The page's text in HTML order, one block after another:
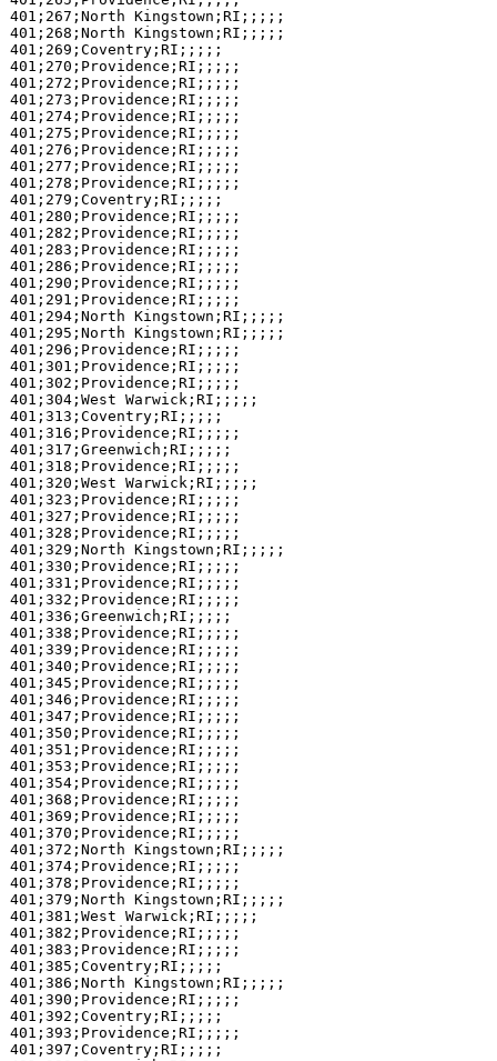
401;267;North Kingstown;RI;;;;;
401;268;North Kingstown;RI;;;;;
401;269;Coventry;RI;;;;;
401;270;Providence;RI;;;;;
401;272;Providence;RI;;;;;
401;273;Providence;RI;;;;;
401;274;Providence;RI;;;;;
401;275;Providence;RI;;;;;
401;276;Providence;RI;;;;;
401;277;Providence;RI;;;;;
401;278;Providence;RI;;;;;
401;279;Coventry;RI;;;;;
401;280;Providence;RI;;;;;
401;282;Providence;RI;;;;;
401;283;Providence;RI;;;;;
401;286;Providence;RI;;;;;
401;290;Providence;RI;;;;;
401;291;Providence;RI;;;;;
401;294;North Kingstown;RI;;;;;
401;295;North Kingstown;RI;;;;;
401;296;Providence;RI;;;;;
401;301;Providence;RI;;;;;
401;302;Providence;RI;;;;;
401;304;West Warwick;RI;;;;;
401;313;Coventry;RI;;;;;
401;316;Providence;RI;;;;;
401;317;Greenwich;RI;;;;;
401;318;Providence;RI;;;;;
401;320;West Warwick;RI;;;;;
401;323;Providence;RI;;;;;
401;327;Providence;RI;;;;;
401;328;Providence;RI;;;;;
401;329;North Kingstown;RI;;;;;
401;330;Providence;RI;;;;;
401;331;Providence;RI;;;;;
401;332;Providence;RI;;;;;
401;336;Greenwich;RI;;;;;
401;338;Providence;RI;;;;;
401;339;Providence;RI;;;;;
401;340;Providence;RI;;;;;
401;345;Providence;RI;;;;;
401;346;Providence;RI;;;;;
401;347;Providence;RI;;;;;
401;350;Providence;RI;;;;;
401;351;Providence;RI;;;;;
401;353;Providence;RI;;;;;
401;354;Providence;RI;;;;;
401;368;Providence;RI;;;;;
401;369;Providence;RI;;;;;
401;370;Providence;RI;;;;;
401;372;North Kingstown;RI;;;;;
401;374;Providence;RI;;;;;
401;378;Providence;RI;;;;;
401;379;North Kingstown;RI;;;;;
401;381;West Warwick;RI;;;;;
401;382;Providence;RI;;;;;
401;383;Providence;RI;;;;;
401;385;Coventry;RI;;;;;
401;386;North Kingstown;RI;;;;;
401;390;Providence;RI;;;;;
401;392;Coventry;RI;;;;;
401;393;Providence;RI;;;;;
401;397;Coventry;RI;;;;;